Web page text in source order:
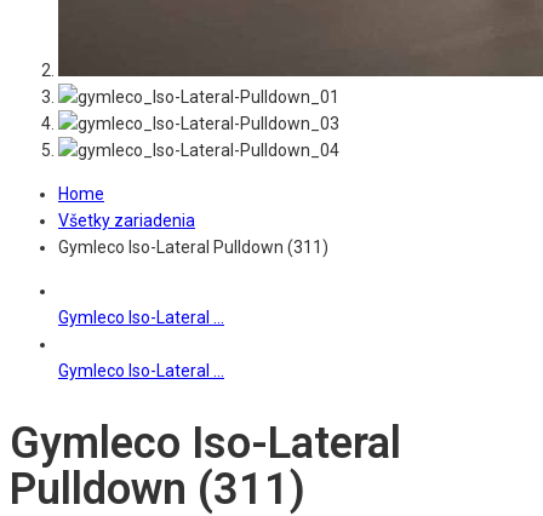
Home
Všetky zariadenia
Gymleco Iso-Lateral Pulldown (311)
Gymleco Iso-Lateral ...
Gymleco Iso-Lateral ...
Gymleco Iso-Lateral
Pulldown (311)